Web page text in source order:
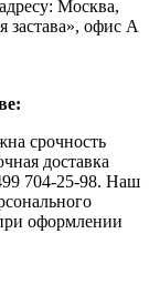
Москва,
застава», офис А
срочность
доставка
704-25-98. Наш
оформлении